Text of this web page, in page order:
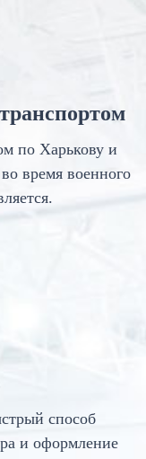
по Харькову и
время военного
способ
и оформление